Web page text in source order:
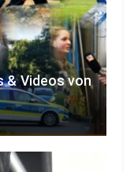
& Videos von